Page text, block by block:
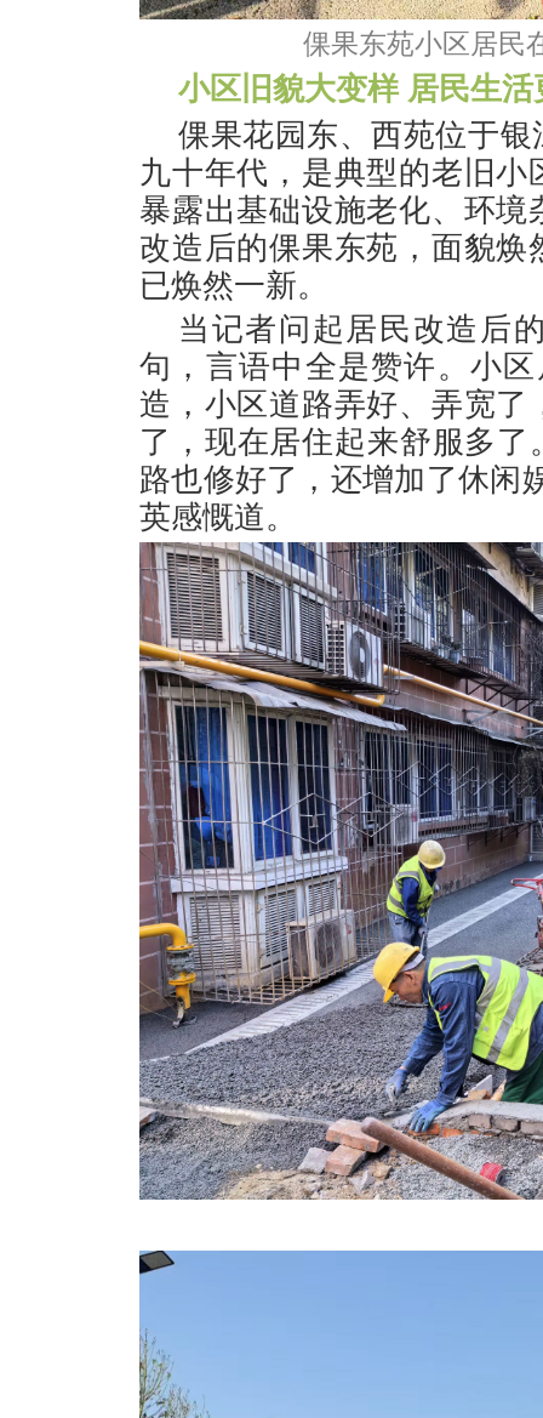
倮果东苑小区居民
小区旧貌大变样 居民生活
倮果花园东、西苑位于
九十年代，是典型的老旧
暴露出基础设施老化、环
改造后的倮果东苑，面貌
已焕然一新。
当记者问起居民改造后
句，言语中全是赞许。小
造，小区道路弄好、弄宽
了，现在居住起来舒服多
路也修好了，还增加了休闲
英感慨道。